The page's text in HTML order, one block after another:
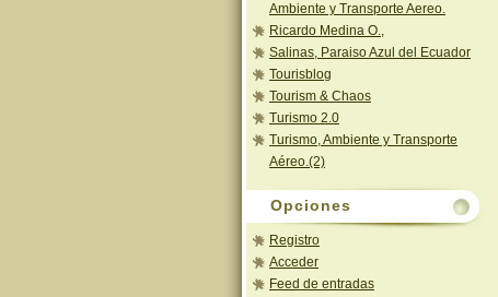
Ambiente y Transporte Aereo.
Ricardo Medina O.,
Salinas, Paraiso Azul del Ecuador
Tourisblog
Tourism & Chaos
Turismo 2.0
Turismo, Ambiente y Transporte
Aéreo.(2)
Opciones
Registro
Acceder
Feed de entradas